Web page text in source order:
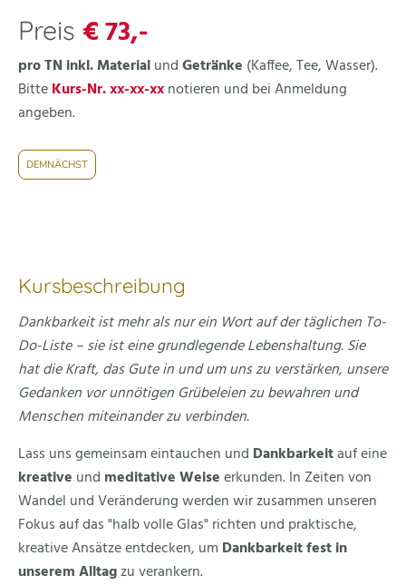
Preis € 73,-
pro TN inkl. MaterialundGetränke (Kaffee, Tee, Wasser).
BitteKurs-Nr. xx-xx-xxnotieren und bei Anmeldung
angeben.
DEMNÄCHST
Kursbeschreibung
Dankbarkeit ist mehr als nur ein Wort auf der täglichen To-
Do-Liste – sie ist eine grundlegende Lebenshaltung. Sie
hat die Kraft, das Gute in und um uns zu verstärken, unsere
Gedanken vor unnötigen Grübeleien zu bewahren und
Menschen miteinander zu verbinden.
Lass uns gemeinsam eintauchen und Dankbarkeitauf eine
kreative und meditative Weiseerkunden. In Zeiten von
Wandel und Veränderung werden wir zusammen unseren
Fokus auf das "halb volle Glas" richten und praktische,
kreative Ansätze entdecken, um Dankbarkeit fest in
unserem Alltagzu verankern.